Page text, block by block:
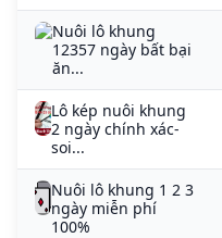
Nuôi lô khung
12357 ngày bất bại
ăn...
Lô kép nuôi khung
2 ngày chính xác-
soi...
Nuôi lô khung 1 2 3
ngày miễn phí
100%